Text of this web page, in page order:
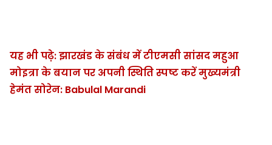
यह भी पढ़े: झारखंड के संबंध में टीएमसी सांसद महुआ
मोइत्रा के बयान पर अपनी स्थिति स्पष्ट करें मुख्यमंत्री
हेमंत सोरेन: Babulal Marandi